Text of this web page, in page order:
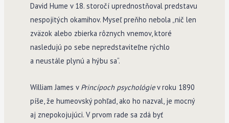
David Hume v 18. storočí uprednostňoval predstavu
nespojitých okamihov. Myseľ preňho nebola „nič len
zväzok alebo zbierka rôznych vnemov, ktoré
nasledujú po sebe nepredstaviteľne rýchlo
a neustále plynú a hýbu sa“.
William James v Princípoch psychológiev roku 1890
píše, že humeovský pohľad, ako ho nazval, je mocný
aj znepokojujúci. V prvom rade sa zdá byť